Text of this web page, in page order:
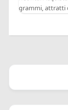
grammi, attratti